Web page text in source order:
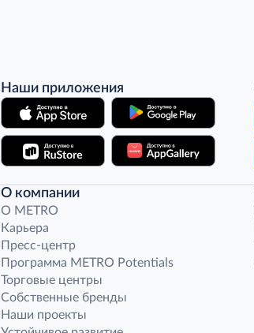
Наши приложения
О компании
O METRO
Карьера
Пресс-центр
Программа METRO Potentials
Торговые центры
Собственные бренды
Наши проекты